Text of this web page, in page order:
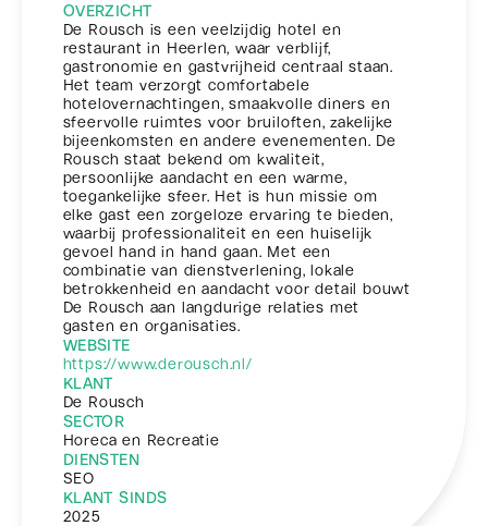
OVERZICHT
De Rousch is een veelzijdig hotel en
restaurant in Heerlen, waar verblijf,
gastronomie en gastvrijheid centraal staan.
Het team verzorgt comfortabele
hotelovernachtingen, smaakvolle diners en
sfeervolle ruimtes voor bruiloften, zakelijke
bijeenkomsten en andere evenementen. De
Rousch staat bekend om kwaliteit,
persoonlijke aandacht en een warme,
toegankelijke sfeer. Het is hun missie om
elke gast een zorgeloze ervaring te bieden,
waarbij professionaliteit en een huiselijk
gevoel hand in hand gaan. Met een
combinatie van dienstverlening, lokale
betrokkenheid en aandacht voor detail bouwt
De Rousch aan langdurige relaties met
gasten en organisaties.
WEBSITE
https://www.derousch.nl/
KLANT
De Rousch
SECTOR
Horeca en Recreatie
DIENSTEN
SEO
KLANT SINDS
2025